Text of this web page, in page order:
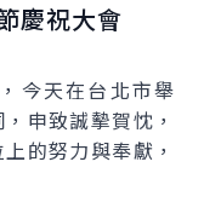
慶祝大會
今天在台北市舉
申致誠摰賀忱，
的努力與奉獻，